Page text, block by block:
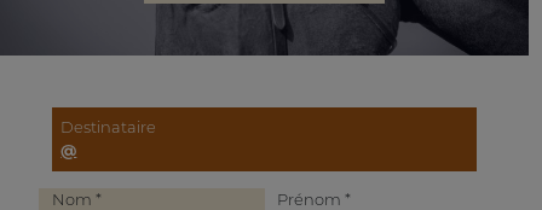
Destinataire
@
Nom * Prénom *